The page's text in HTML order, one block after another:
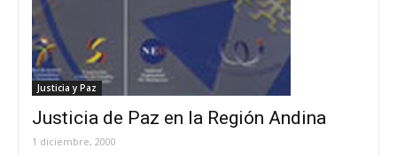
Justicia y Paz
Justicia de Paz en la Región Andina
1 diciembre, 2000